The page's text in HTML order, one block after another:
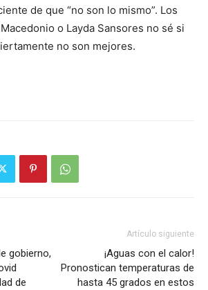
de que “no son lo mismo”. Los
o Layda Sansores no sé si
no son mejores.
gobierno,
de
Artículo siguiente
¡Aguas con el calor!
Pronostican temperaturas de
hasta 45 grados en estos